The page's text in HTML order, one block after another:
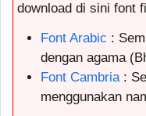
download di sini font
Font Arabic :
dengan agama
Font Cambria:
menggunakan